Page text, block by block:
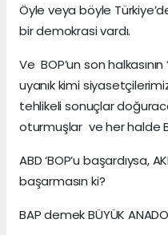
Öyle veya böyle
bir demokrasi vardı.
Ve BOP’un son
uyanık kimi
tehlikeli sonuçlar
oturmuşlar ve her halde
ABD ‘BOP’u başardıysa,
başarmasın ki?
BAP demek BÜYÜK